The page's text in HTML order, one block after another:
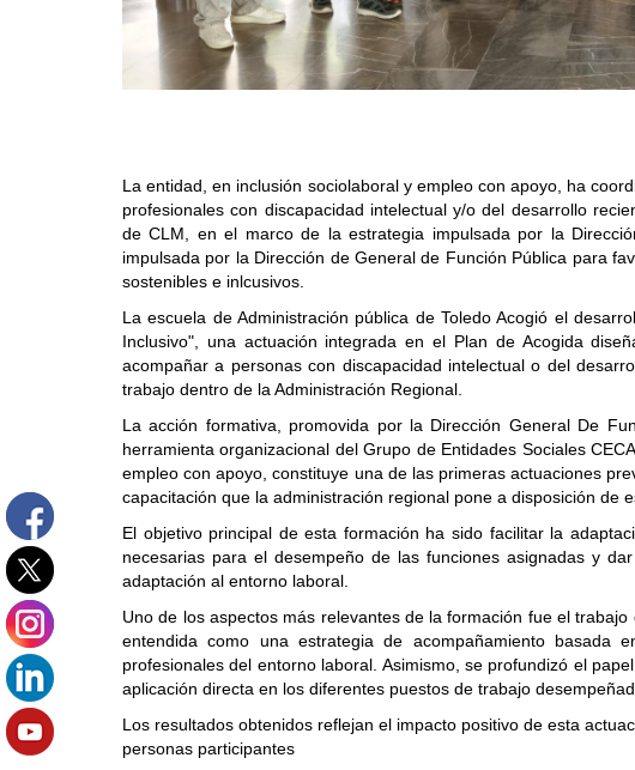
La entidad, en inclusión sociolaboral y empleo con apoyo, ha
profesionales con discapacidad intelectual y/o del desarrollo
de CLM, en el marco de la estrategia impulsada por la
impulsada por la Dirección de General de Función Pública para
sostenibles e inlcusivos.
La escuela de Administración pública de Toledo Acogió el
Inclusivo", una actuación integrada en el Plan de Acogida
acompañar a personas con discapacidad intelectual o del
trabajo dentro de la Administración Regional.
La acción formativa, promovida por la Dirección General De
herramienta organizacional del Grupo de Entidades Sociales
empleo con apoyo, constituye una de las primeras actuaciones
capacitación que la administración regional pone a disposición de
El objetivo principal de esta formación ha sido facilitar la
necesarias para el desempeño de las funciones asignadas y
adaptación al entorno laboral.
Uno de los aspectos más relevantes de la formación fue el
entendida como una estrategia de acompañamiento basada
profesionales del entorno laboral. Asimismo, se profundizó el
aplicación directa en los diferentes puestos de trabajo
Los resultados obtenidos reflejan el impacto positivo de esta
personas participantes